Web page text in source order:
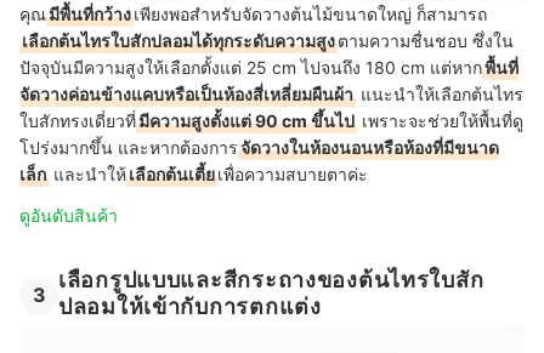
คุณมีพื้นที่กว้างเพียงพอสำหรับจัดวางต้นไม้ขนาดใหญ่ ก็สามารถ
เลือกต้นไทรใบสักปลอมได้ทุกระดับความสูงตามความชื่นชอบ ซึ่งใน
ปัจจุบันมีความสูงให้เลือกตั้งแต่ 25 cm ไปจนถึง 180 cm แต่หากพื้นที่
จัดวางค่อนข้างแคบหรือเป็นห้องสี่เหลี่ยมผืนผ้า แนะนำให้เลือกต้นไทร
ใบสักทรงเดี่ยวที่มีความสูงตั้งแต่ 90 cm ขึ้นไป เพราะจะช่วยให้พื้นที่ดู
โปร่งมากขึ้น และหากต้องการจัดวางในห้องนอนหรือห้องที่มีขนาด
เล็ก และนำให้เลือกต้นเตี้ยเพื่อความสบายตาค่ะ
ดูอันดับสินค้า
3
เลือกรูปแบบและสีกระถางของต้นไทรใบสัก
ปลอมให้เข้ากับการตกแต่ง